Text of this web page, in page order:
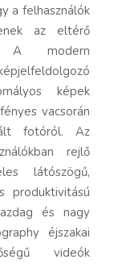
a felhasználók
az eltérő
A modern
képek
vacsorán
fotóról. Az
rejlő
látószögű,
produktivitású
és nagy
éjszakai
videók